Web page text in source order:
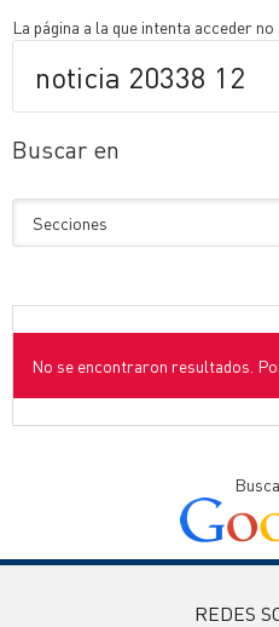
La página a la que intenta acceder
Buscar en
No se encontraron resultados.
REDES